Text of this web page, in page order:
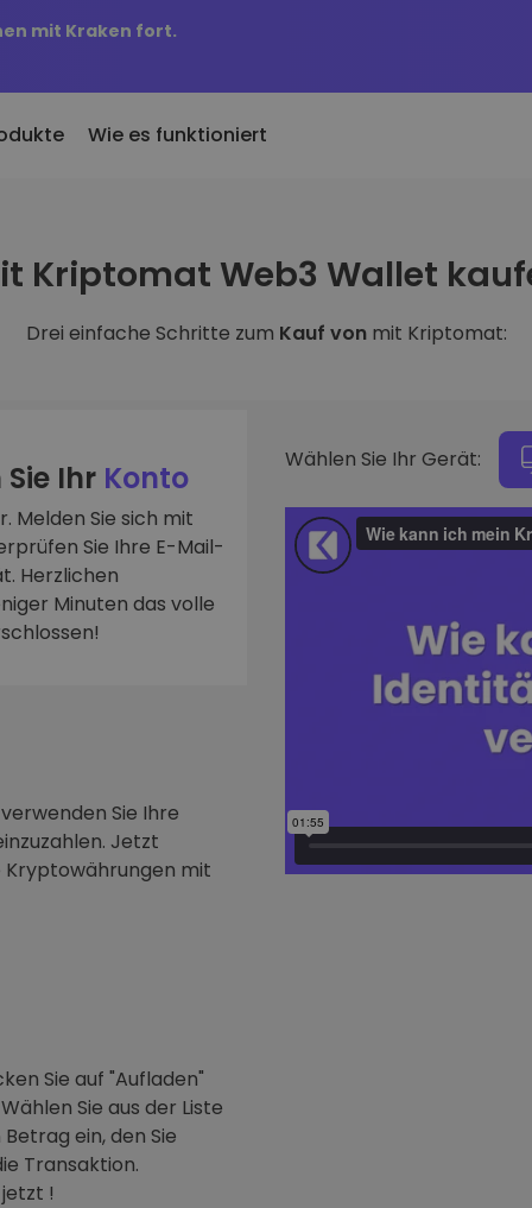
mit Kraken fort.
Kriptomat hinzugefügte
ich für 100 € gekauft
KriptoEarn
Verdienen Sie Prämien für Ihre
Tresor
Intelligente
optimale
Wie es funktioniert
Kriptomat Web3 Wallet
Drei einfache Schritte zum Kauf von mit Kriptomat:
Ihr Konto
Melden Sie sich mit
Sie Ihre E-Mail-
Herzlichen
Minuten das volle
Sie Ihre
Jetzt
Kryptowährungen mit
Sie auf "Aufladen"
Sie aus der Liste
ein, den Sie
Transaktion.
!
Wählen Sie Ihr Gerät: